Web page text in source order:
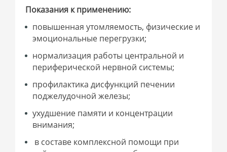
Показания к применению:
повышенная утомляемость, физические и
эмоциональные перегрузки;
нормализация работы центральной и
периферической нервной системы;
профилактика дисфункций печении
поджелудочной железы;
ухудшение памяти и концентрации
внимания;
в составе комплексной помощи при